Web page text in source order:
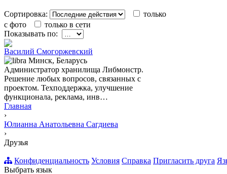
Сортировка:
только
с фото
только в сети
Показывать по:
Вacилий Смогоржевский
Минск, Беларусь
Администратор хранилища Либмонстр.
Решение любых вопросов, связанных с
проектом. Техподдержка, улучшение
функционала, реклама, инв…
Главная
›
Юлианна Анатольевна Сагдиева
›
Друзья
Конфиденциальность Условия Справка Пригласить друга
Выбрать язык